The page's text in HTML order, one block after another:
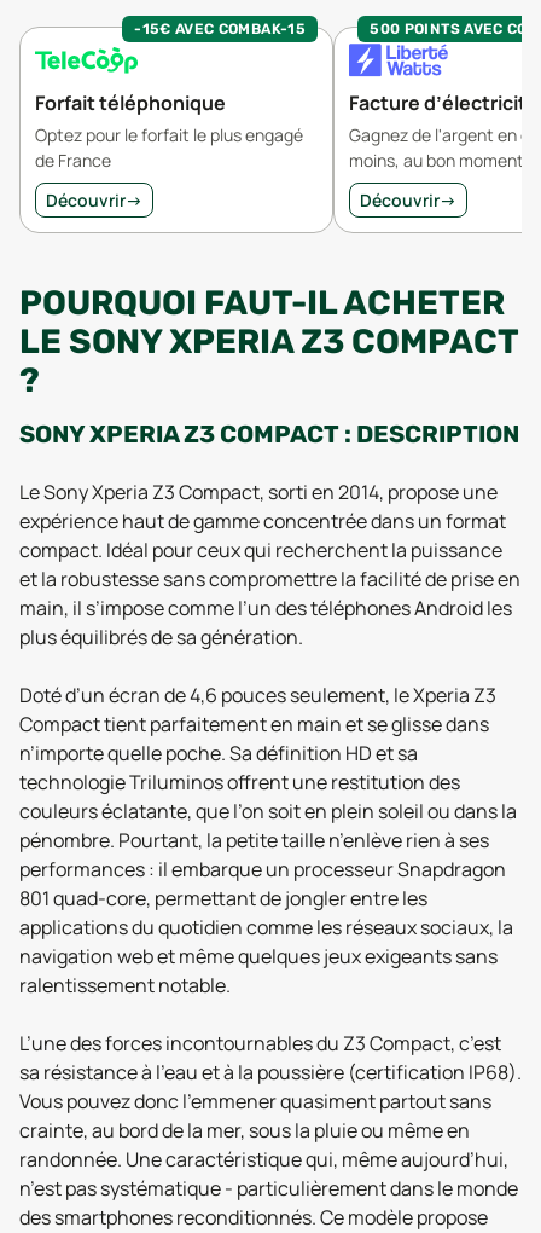
-15€ AVEC COMBAK-15
Forfait téléphonique
Optez pour le forfait le plus engagé
de France
Découvrir→
500 POINTS AVEC
Facture d’électricité
Gagnez de l'argent en
moins, au bon moment.
Découvrir→
POURQUOI FAUT-IL ACHETER
LE SONY XPERIA Z3 COMPACT
?
SONY XPERIA Z3 COMPACT : DESCRIPTION
Le Sony Xperia Z3 Compact, sorti en 2014, propose une
expérience haut de gamme concentrée dans un format
compact. Idéal pour ceux qui recherchent la puissance
et la robustesse sans compromettre la facilité de prise en
main, il s’impose comme l’un des téléphones Android les
plus équilibrés de sa génération.
Doté d’un écran de 4,6 pouces seulement, le Xperia Z3
Compact tient parfaitement en main et se glisse dans
n’importe quelle poche. Sa définition HD et sa
technologie Triluminos offrent une restitution des
couleurs éclatante, que l’on soit en plein soleil ou dans la
pénombre. Pourtant, la petite taille n’enlève rien à ses
performances : il embarque un processeur Snapdragon
801 quad-core, permettant de jongler entre les
applications du quotidien comme les réseaux sociaux, la
navigation web et même quelques jeux exigeants sans
ralentissement notable.
L’une des forces incontournables du Z3 Compact, c’est
sa résistance à l’eau et à la poussière (certification IP68).
Vous pouvez donc l’emmener quasiment partout sans
crainte, au bord de la mer, sous la pluie ou même en
randonnée. Une caractéristique qui, même aujourd’hui,
n’est pas systématique - particulièrement dans le monde
des smartphones reconditionnés. Ce modèle propose